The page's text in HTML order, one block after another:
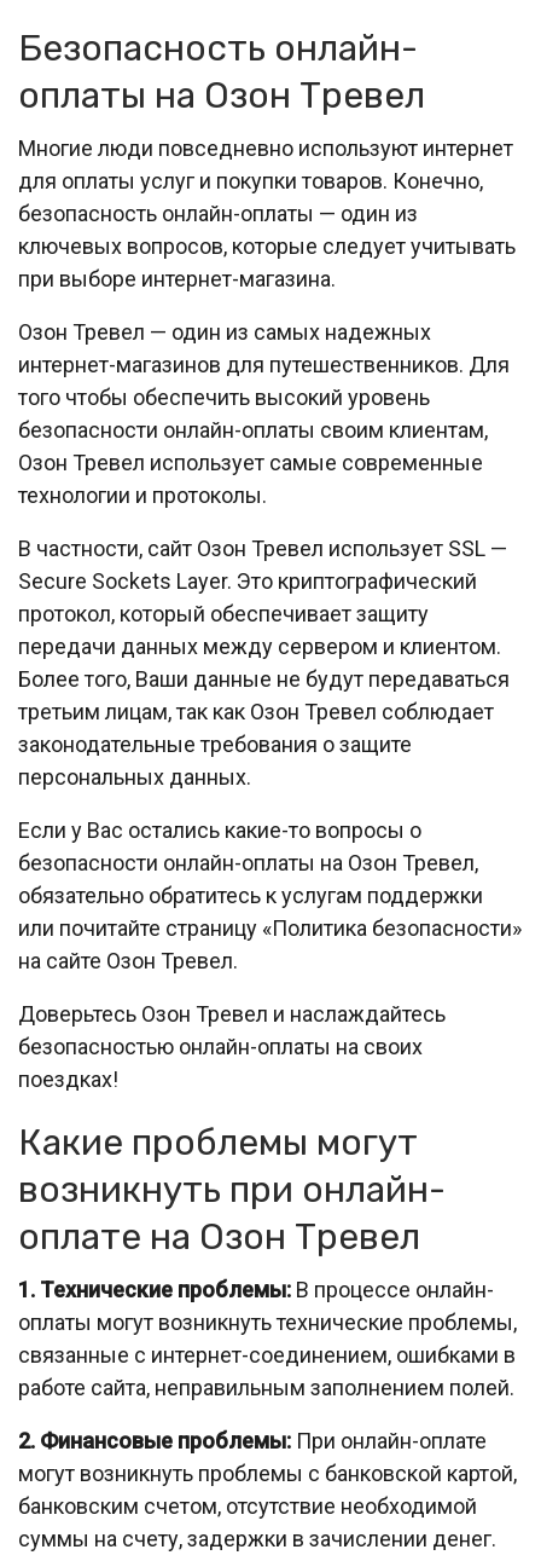
Безопасность онлайн-
оплаты на Озон Тревел
Многие люди повседневно используют интернет
для оплаты услуг и покупки товаров. Конечно,
безопасность онлайн-оплаты — один из
ключевых вопросов, которые следует учитывать
при выборе интернет-магазина.
Озон Тревел — один из самых надежных
интернет-магазинов для путешественников. Для
того чтобы обеспечить высокий уровень
безопасности онлайн-оплаты своим клиентам,
Озон Тревел использует самые современные
технологии и протоколы.
В частности, сайт Озон Тревел использует SSL —
Secure Sockets Layer. Это криптографический
протокол, который обеспечивает защиту
передачи данных между сервером и клиентом.
Более того, Ваши данные не будут передаваться
третьим лицам, так как Озон Тревел соблюдает
законодательные требования о защите
персональных данных.
Если у Вас остались какие-то вопросы о
безопасности онлайн-оплаты на Озон Тревел,
обязательно обратитесь к услугам поддержки
или почитайте страницу «Политика безопасности»
на сайте Озон Тревел.
Доверьтесь Озон Тревел и наслаждайтесь
безопасностью онлайн-оплаты на своих
поездках!
Какие проблемы могут
возникнуть при онлайн-
оплате на Озон Тревел
1. Технические проблемы: В процессе онлайн-
оплаты могут возникнуть технические проблемы,
связанные с интернет-соединением, ошибками в
работе сайта, неправильным заполнением полей.
2. Финансовые проблемы: При онлайн-оплате
могут возникнуть проблемы с банковской картой,
банковским счетом, отсутствие необходимой
суммы на счету, задержки в зачислении денег.